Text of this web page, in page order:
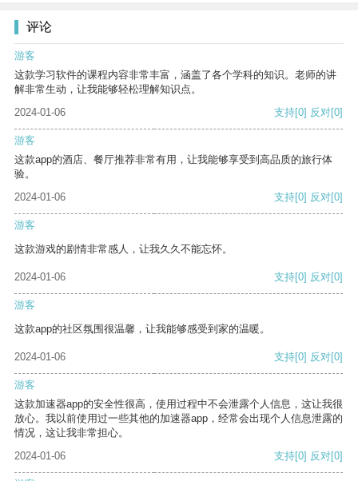
评论
游客
这款学习软件的课程内容非常丰富，涵盖了各个学科的知识。老师的讲
解非常生动，让我能够轻松理解知识点。
2024-01-06
支持[0] 反对[0]
游客
这款app的酒店、餐厅推荐非常有用，让我能够享受到高品质的旅行体
验。
2024-01-06
支持[0] 反对[0]
游客
这款游戏的剧情非常感人，让我久久不能忘怀。
2024-01-06 支持[0] 反对[0]
游客
这款app的社区氛围很温馨，让我能够感受到家的温暖。
2024-01-06 支持[0] 反对[0]
游客
这款加速器app的安全性很高，使用过程中不会泄露个人信息，这让我很
放心。我以前使用过一些其他的加速器app，经常会出现个人信息泄露的
情况，这让我非常担心。
2024-01-06
支持[0] 反对[0]